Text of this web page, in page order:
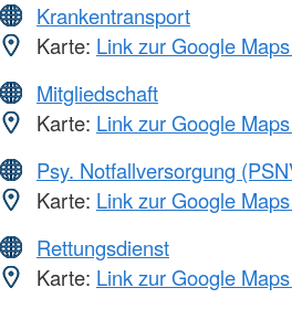
Krankentransport
Karte: Link zur Google
Mitgliedschaft
Karte: Link zur Google
Psy. Notfallversorgung
Karte: Link zur Google
Rettungsdienst
Karte: Link zur Google